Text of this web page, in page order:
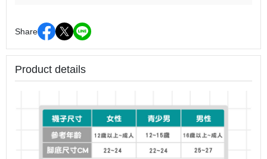
Share
Product details